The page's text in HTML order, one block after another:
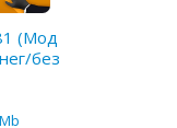
(Мод
без